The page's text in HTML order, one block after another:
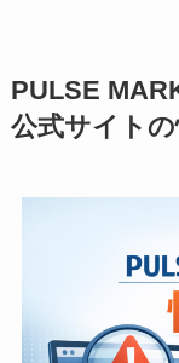
PULSE
公式サイト